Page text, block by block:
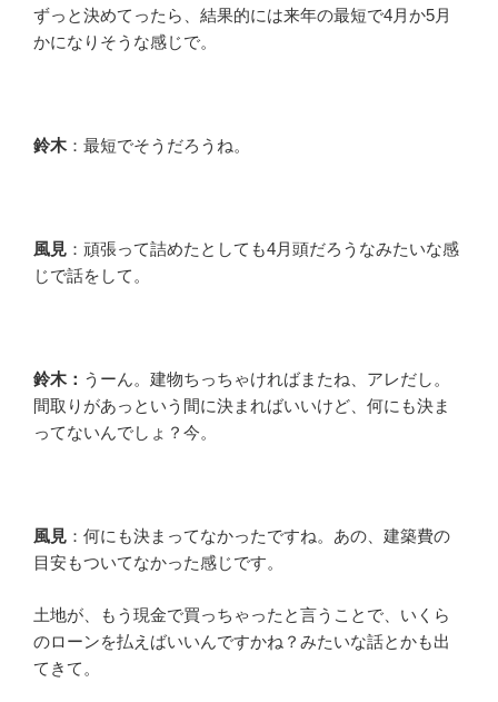
ずっと決めてったら、結果的には来年の最短で4月か5月
かになりそうな感じで。
鈴木：最短でそうだろうね。
風見 ：頑張って詰めたとしても4月頭だろうなみたいな感
じで話をして。
鈴木： うーん。建物ちっちゃければまたね、アレだし。
間取りがあっという間に決まればいいけど、何にも決ま
ってないんでしょ？今。
風見 ：何にも決まってなかったですね。あの、建築費の
目安もついてなかった感じです。
土地が、もう現金で買っちゃったと言うことで、いくら
のローンを払えばいいんですかね？みたいな話とかも出
てきて。